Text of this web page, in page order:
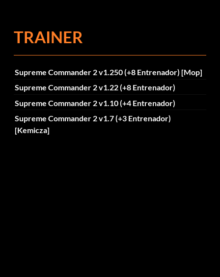
TRAINER
Supreme Commander 2 v1.250 (+8 Entrenador) [Mop]
Supreme Commander 2 v1.22 (+8 Entrenador)
Supreme Commander 2 v1.10 (+4 Entrenador)
Supreme Commander 2 v1.7 (+3 Entrenador)
[Kemicza]